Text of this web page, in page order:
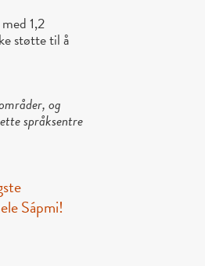
1,2
støtte til å
og
språksentre
Sápmi!